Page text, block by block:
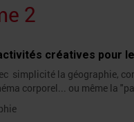
2
créatives pour
simplicité la géographie,
corporel... ou même la